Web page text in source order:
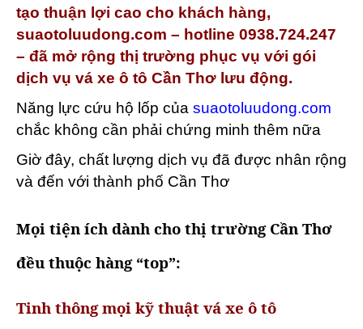
tạo thuận lợi cao cho khách hàng,
suaotoluudong.com – hotline 0938.724.247
– đã mở rộng thị trường phục vụ với gói
dịch vụ vá xe ô tô Cần Thơ lưu động.
Năng lực cứu hộ lốp của suaotoluudong.com
chắc không cần phải chứng minh thêm nữa
Giờ đây, chất lượng dịch vụ đã được nhân rộng
và đến với thành phố Cần Thơ
Mọi tiện ích dành cho thị trường Cần Thơ
đều thuộc hàng “top”:
Tinh thông mọi kỹ thuật vá xe ô tô